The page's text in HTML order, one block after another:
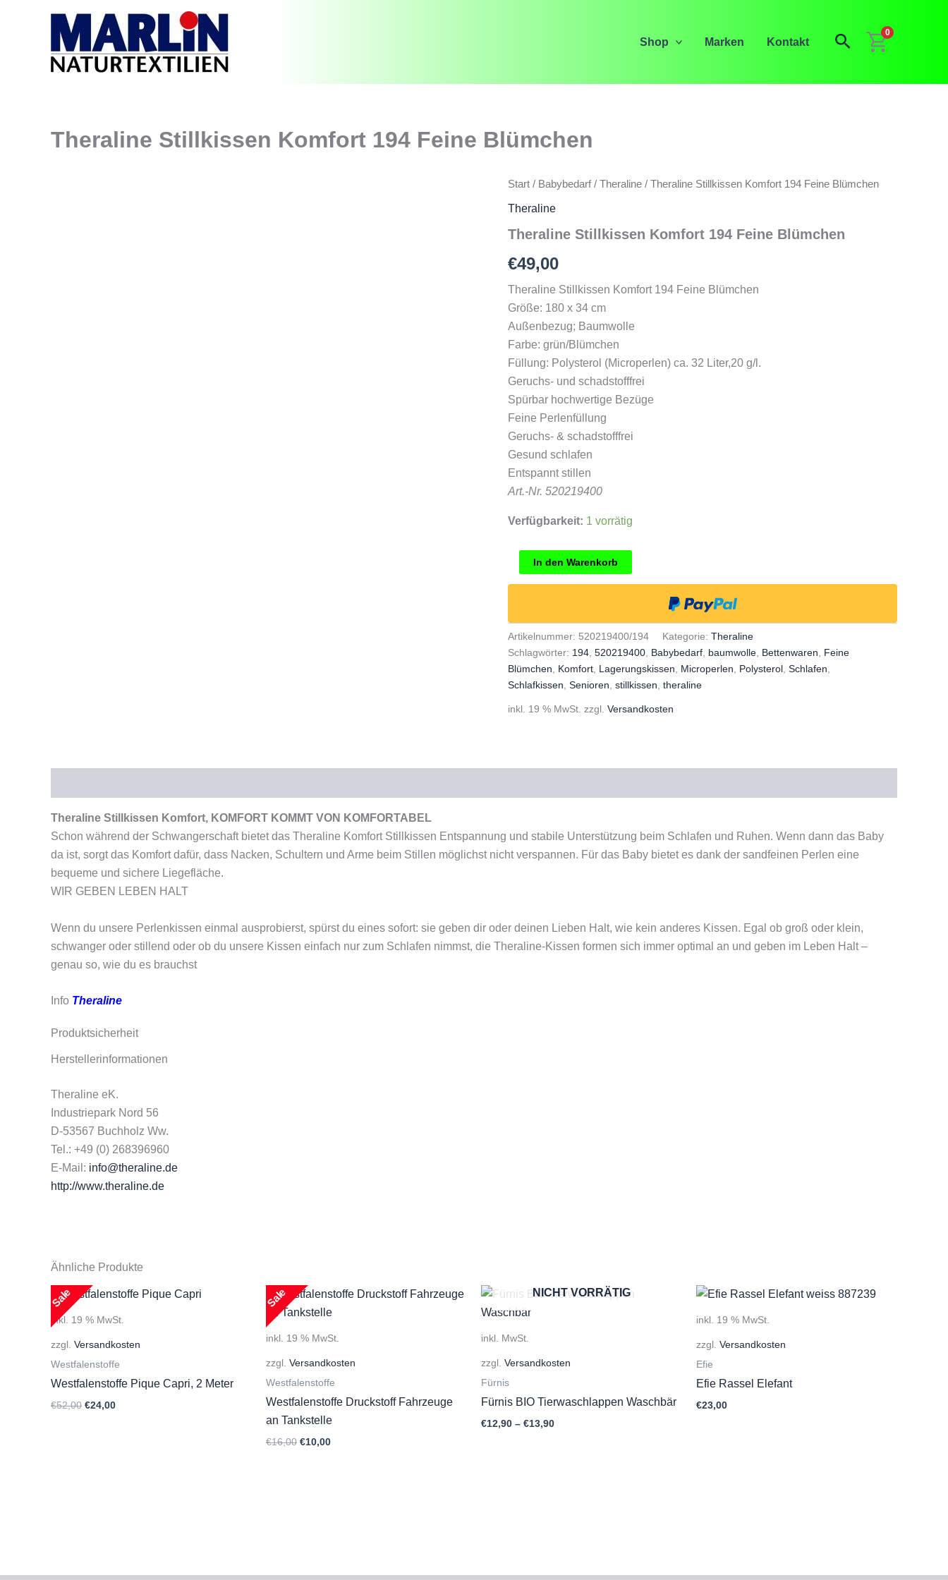
Shop Marken Kontakt Suchen
0
Theraline Stillkissen Komfort 194 Feine Blümchen
Start / Babybedarf/ Theraline / Theraline Stillkissen Komfort 194 Feine Blümchen
Theraline
Theraline Stillkissen Komfort 194 Feine Blümchen
€49,00
Theraline Stillkissen Komfort 194 Feine Blümchen
Größe: 180 x 34 cm
Außenbezug; Baumwolle
Farbe: grün/Blümchen
Füllung: Polysterol (Microperlen) ca. 32 Liter,20 g/l.
Geruchs- und schadstofffrei
Spürbar hochwertige Bezüge
Feine Perlenfüllung
Geruchs- & schadstofffrei
Gesund schlafen
Entspannt stillen
Art.-Nr. 520219400
Verfügbarkeit: 1 vorrätig
Theraline
Stillkissen
Komfort
Blümchen
Menge
In den Warenkorb
Artikelnummer: 520219400/194 Kategorie: Theraline
Schlagwörter: 194 520219400 Babybedarf baumwolle Bettenwaren
Feine
Blümchen
Komfort Lagerungskissen Microperlen Polysterol Schlafen
Schlafkissen Senioren stillkissen theraline
inkl. 19 % MwSt. zzgl. Versandkosten
Theraline Stillkissen Komfort, KOMFORT KOMMT VON KOMFORTABEL
Schon während der Schwangerschaft bietet das Theraline Komfort Stillkissen Entspannung und stabile Unterstützung beim Schlafen und Ruhen. Wenn dann das Baby
da ist, sorgt das Komfort dafür, dass Nacken, Schultern und Arme beim Stillen möglichst nicht verspannen. Für das Baby bietet es dank der sandfeinen Perlen eine
bequeme und sichere Liegefläche.
WIR GEBEN LEBEN HALT
Wenn du unsere Perlenkissen einmal ausprobierst, spürst du eines sofort: sie geben dir oder deinen Lieben Halt, wie kein anderes Kissen. Egal ob groß oder klein,
schwanger oder stillend oder ob du unsere Kissen einfach nur zum Schlafen nimmst, die Theraline-Kissen formen sich immer optimal an und geben im Leben Halt –
genau so, wie du es brauchst
Info Theraline
Produktsicherheit
Herstellerinformationen
Theraline eK.
Industriepark Nord 56
D-53567 Buchholz Ww.
Tel.: +49 (0) 268396960
E-Mail: info@theraline.de
http://www.theraline.de
Ähnliche Produkte
inkl. 19 % MwSt.
zzgl. Versandkosten
Westfalenstoffe
Westfalenstoffe Pique Capri, 2 Meter
€52,00 Ursprünglicher
€24,00Aktueller
Sale
inkl. 19 % MwSt.
zzgl. Versandkosten
Westfalenstoffe
Westfalenstoffe Druckstoff Fahrzeuge
an Tankstelle
€16,00 Ursprünglicher
€10,00Aktueller
Sale NICHT VORRÄTIG
inkl. MwSt.
zzgl. Versandkosten
Fürnis
Fürnis BIO Tierwaschlappen Waschbär
€12,90 – €13,90
inkl. 19 % MwSt.
zzgl. Versandkosten
Efie
Efie Rassel Elefant
€23,00